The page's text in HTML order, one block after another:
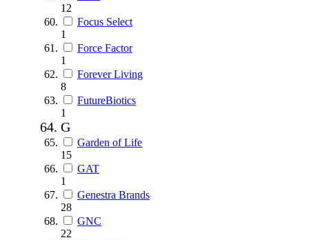
12
Focus Select
1
Force Factor
1
Forever Living
8
FutureBiotics
1
G
Garden of Life
15
GAT
1
Genestra Brands
28
GNC
22